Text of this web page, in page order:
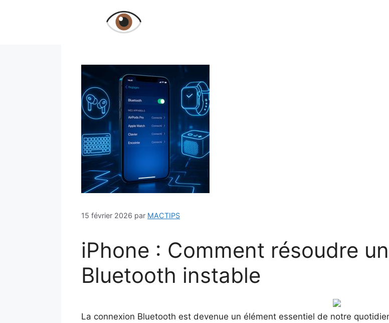
15 février 2026 par MACTIPS
iPhone : Comment résoudre
Bluetooth instable
La connexion Bluetooth est devenue un élément essentiel de notre